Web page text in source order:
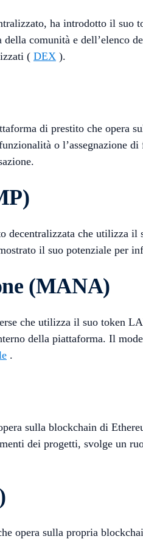
ha introdotto il
della comunità e dell’elenco
( DEX ).
di prestito che opera
o l’assegnazione
decentralizzata che utilizza
il suo potenziale per
(MANA)
che utilizza il suo token
della piattaforma. Il
.
sulla blockchain di
dei progetti, svolge un
opera sulla propria